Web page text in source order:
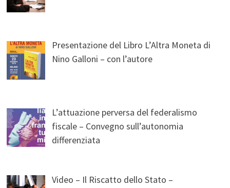
Presentazione del Libro L’Altra Moneta di
Nino Galloni – con l’autore
L’attuazione perversa del federalismo
fiscale – Convegno sull’autonomia
differenziata
Video – Il Riscatto dello Stato –